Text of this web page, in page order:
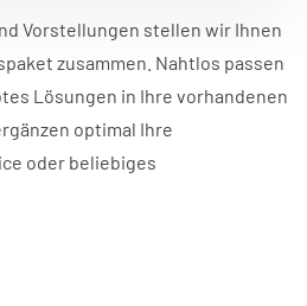
Vorstellungen stellen wir Ihnen
zusammen. Nahtlos passen
Lösungen in Ihre vorhandenen
optimal Ihre
oder beliebiges